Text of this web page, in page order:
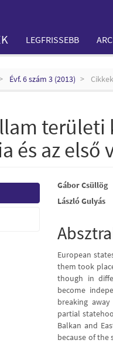
LEGFRISSEBB
Évf. 6 szám 3 (2013) Cikkek
és az
Main
Article
Gábor Csüllög
László Gulyás
European
them took
though in
become
breaking
partial
Balkan and
because of